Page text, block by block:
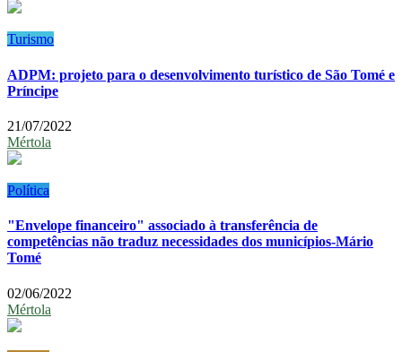
Turismo
ADPM: projeto para o desenvolvimento turístico de São Tomé e
Príncipe
21/07/2022
Mértola
Política
"Envelope financeiro" associado à transferência de
competências não traduz necessidades dos municípios-Mário
Tomé
02/06/2022
Mértola